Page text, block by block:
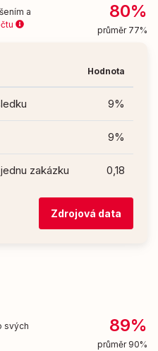
a
80%
průměr 77%
Hodnota
9%
9%
zakázku 0,18
Zdrojová data
svých
89%
průměr 90%